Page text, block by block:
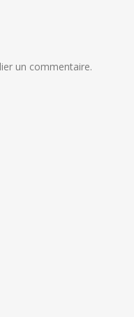
un commentaire.